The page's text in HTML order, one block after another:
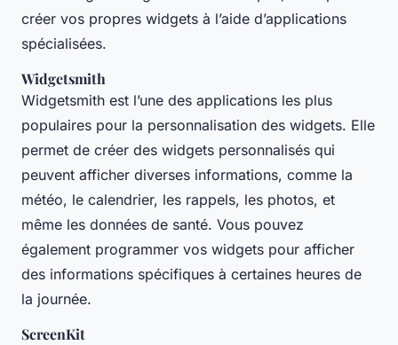
créer vos propres widgets à l’aide d’applications
spécialisées.
Widgetsmith
Widgetsmith est l’une des applications les plus
populaires pour la personnalisation des widgets. Elle
permet de créer des widgets personnalisés qui
peuvent afficher diverses informations, comme la
météo, le calendrier, les rappels, les photos, et
même les données de santé. Vous pouvez
également programmer vos widgets pour afficher
des informations spécifiques à certaines heures de
la journée.
ScreenKit